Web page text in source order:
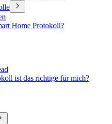
Home Protokoll?
ist das richtige für mich?